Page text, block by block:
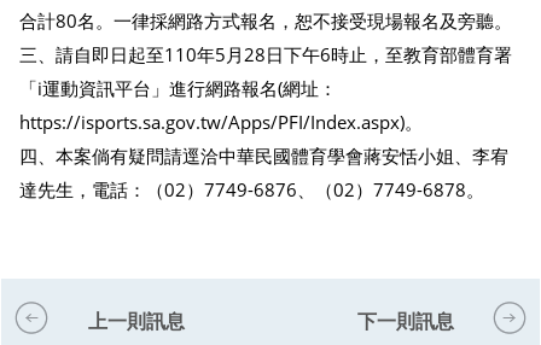
合計80名。一律採網路方式報名，恕不接受現場報名及旁聽。
三、請自即日起至110年5月28日下午6時止，至教育部體育署
「i運動資訊平台」進行網路報名(網址：
https://isports.sa.gov.tw/Apps/PFI/Index.aspx)。
四、本案倘有疑問請逕洽中華民國體育學會蔣安恬小姐、李宥
達先生，電話：（02）7749-6876、（02）7749-6878。
上一則訊息 下一則訊息